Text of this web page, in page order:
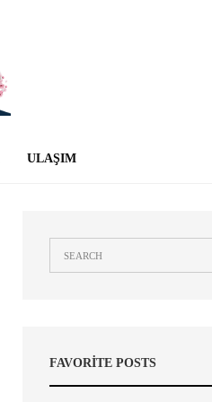
ULAŞIM
FAVORITE POSTS